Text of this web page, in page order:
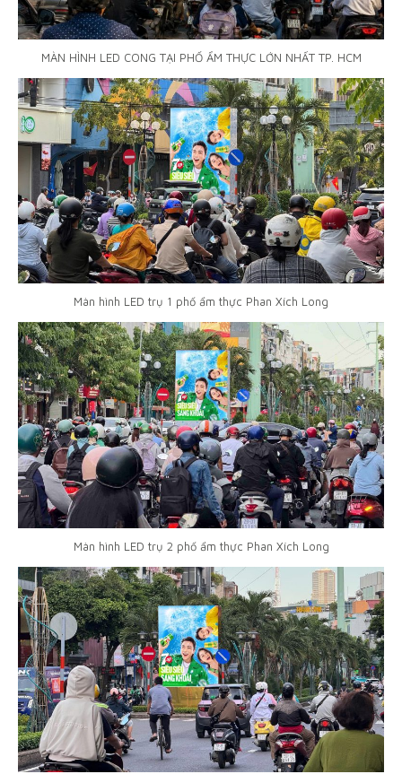
MÀN HÌNH LED CONG TẠI PHỐ ẨM THỰC LỚN NHẤT TP. HCM
Màn hình LED trụ 1 phố ẩm thực Phan Xích Long
Màn hình LED trụ 2 phố ẩm thực Phan Xích Long